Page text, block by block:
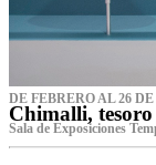
DE FEBRERO AL 26
Chimalli,
Sala de Exposiciones